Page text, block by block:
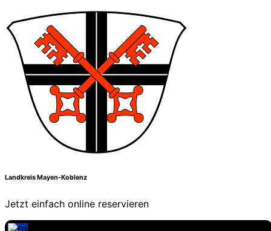
Landkreis Mayen-Koblenz
Jetzt einfach online reservieren